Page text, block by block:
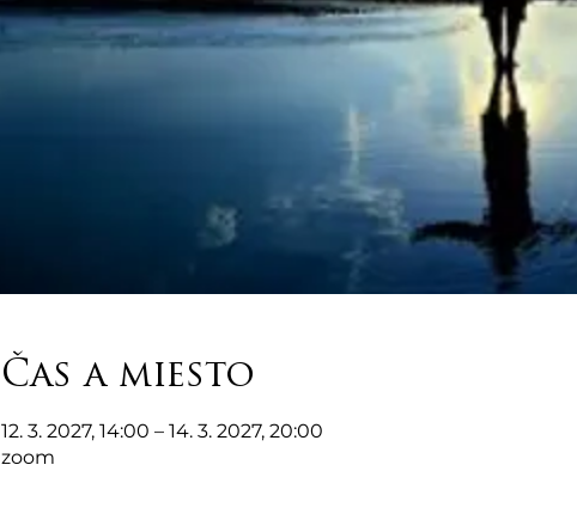
Čas a miesto
12. 3. 2027, 14:00 – 14. 3. 2027, 20:00
zoom